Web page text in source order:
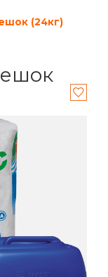
(24кг)